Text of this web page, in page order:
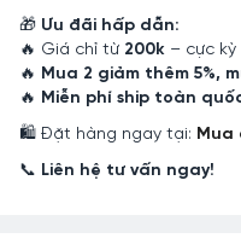
🎁 Ưu đãi hấp dẫn:
🔥 Giá chỉ từ 200k – cực kỳ
🔥 Mua 2 giảm thêm 5%,
🔥 Miễn phí ship toàn
🛍️ Đặt hàng ngay tại: Mua
📞 Liên hệ tư vấn ngay!